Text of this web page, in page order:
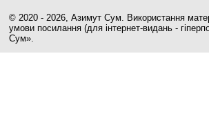
© 2020 - 2026, Азимут Сум. Використання
умови посилання (для інтернет-видань -
Сум».